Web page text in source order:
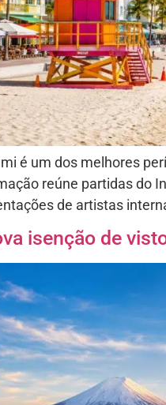
é um dos melhores
reúne partidas do
de artistas
isenção de